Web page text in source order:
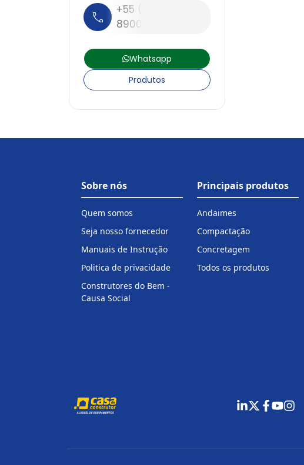
+55 (14) 3413-
8900
Whatsapp
Produtos
Sobre nós
Quem somos
Seja nosso fornecedor
Manuais de Instrução
Politica de privacidade
Construtores do Bem -
Causa Social
Principais produtos
Andaimes
Compactação
Concretagem
Todos os produtos